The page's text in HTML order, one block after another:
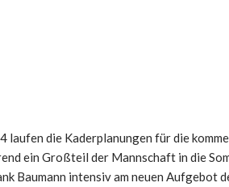
laufen die Kaderplanungen für die
ein Großteil der Mannschaft in die
Baumann intensiv am neuen Aufgebot